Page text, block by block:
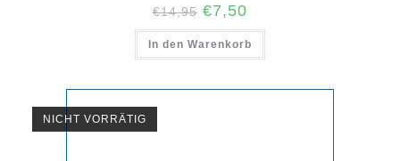
€14,95 Ursprünglicher
Preis
war:
€14,95
€7,50
ist:
€7,50.
In den Warenkorb
NICHT VORRÄTIG